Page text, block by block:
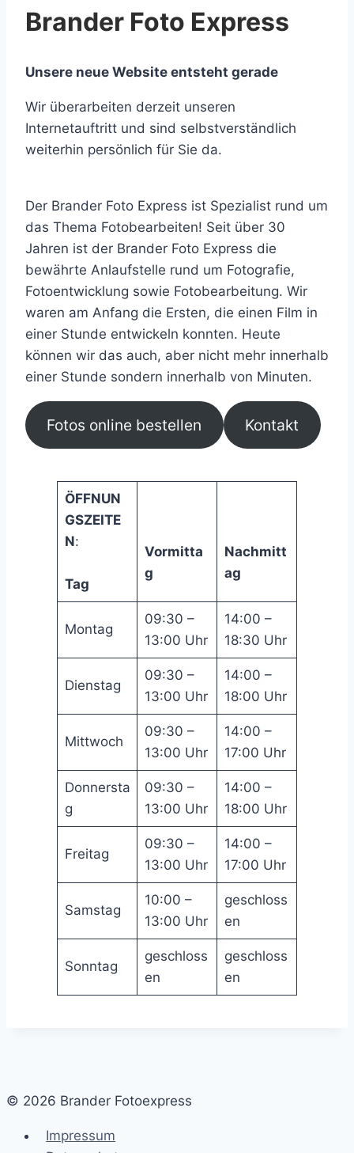
Brander Foto Express
Unsere neue Website entsteht gerade
Wir überarbeiten derzeit unseren
Internetauftritt und sind selbstverständlich
weiterhin persönlich für Sie da.
Der Brander Foto Express ist Spezialist rund um
das Thema Fotobearbeiten! Seit über 30
Jahren ist der Brander Foto Express die
bewährte Anlaufstelle rund um Fotografie,
Fotoentwicklung sowie Fotobearbeitung. Wir
waren am Anfang die Ersten, die einen Film in
einer Stunde entwickeln konnten. Heute
können wir das auch, aber nicht mehr innerhalb
einer Stunde sondern innerhalb von Minuten.
Fotos online bestellen Kontakt
ÖFFNUN
GSZEITE
N:
Tag
Vormitta
g
Nachmitt
ag
Montag
09:30 –
13:00 Uhr
14:00 –
18:30 Uhr
Dienstag
09:30 –
13:00 Uhr
14:00 –
18:00 Uhr
Mittwoch
09:30 –
13:00 Uhr
14:00 –
17:00 Uhr
Donnersta
g
09:30 –
13:00 Uhr
14:00 –
18:00 Uhr
Freitag
09:30 –
13:00 Uhr
14:00 –
17:00 Uhr
Samstag
10:00 –
13:00 Uhr
geschloss
en
Sonntag
geschloss
en
geschloss
en
© 2026 Brander Fotoexpress
Impressum